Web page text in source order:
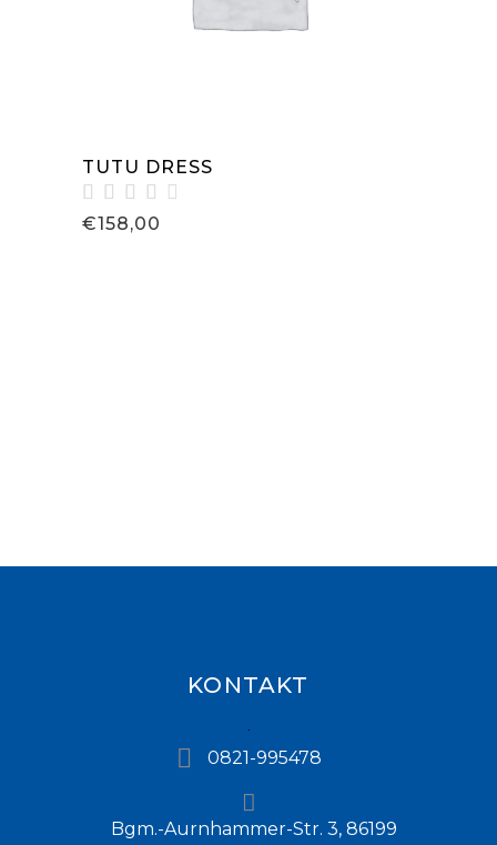
TUTU DRESS
Bewertet
mit
€158,00
KONTAKT
0821-995478
Bgm.-Aurnhammer-Str. 3, 86199